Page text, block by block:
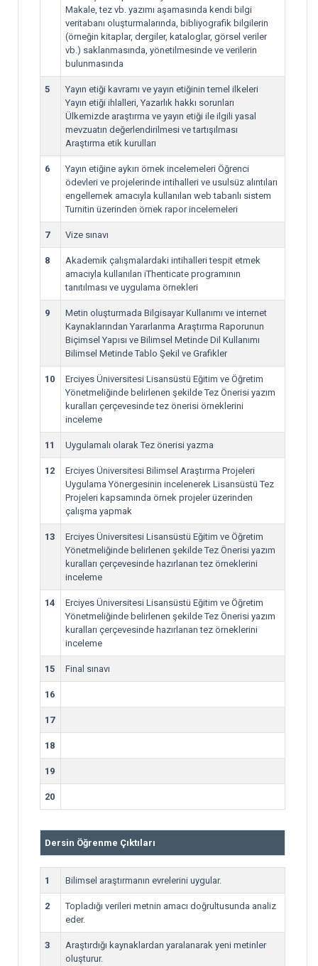
Makale, tez vb. yazımı aşamasında kendi bilgi
veritabanı oluşturmalarında, bibliyografik bilgilerin
(örneğin kitaplar, dergiler, kataloglar, görsel veriler
vb.) saklanmasında, yönetilmesinde ve verilerin
bulunmasında
5
Yayın etiği kavramı ve yayın etiğinin temel ilkeleri
Yayın etiği ihlalleri, Yazarlık hakkı sorunları
Ülkemizde araştırma ve yayın etiği ile ilgili yasal
mevzuatın değerlendirilmesi ve tartışılması
Araştırma etik kurulları
6
Yayın etiğine aykırı örnek incelemeleri Öğrenci
ödevleri ve projelerinde intihalleri ve usulsüz alıntıları
engellemek amacıyla kullanılan web tabanlı sistem
Turnitin üzerinden örnek rapor incelemeleri
7 Vize sınavı
8
Akademik çalışmalardaki intihalleri tespit etmek
amacıyla kullanılan iThenticate programının
tanıtılması ve uygulama örnekleri
9
Metin oluşturmada Bilgisayar Kullanımı ve internet
Kaynaklarından Yararlanma Araştırma Raporunun
Biçimsel Yapısı ve Bilimsel Metinde Dil Kullanımı
Bilimsel Metinde Tablo Şekil ve Grafikler
10
Erciyes Üniversitesi Lisansüstü Eğitim ve Öğretim
Yönetmeliğinde belirlenen şekilde Tez Önerisi yazım
kuralları çerçevesinde tez önerisi örneklerini
inceleme
11 Uygulamalı olarak Tez önerisi yazma
12
Erciyes Üniversitesi Bilimsel Araştırma Projeleri
Uygulama Yönergesinin incelenerek Lisansüstü Tez
Projeleri kapsamında örnek projeler üzerinden
çalışma yapmak
13
Erciyes Üniversitesi Lisansüstü Eğitim ve Öğretim
Yönetmeliğinde belirlenen şekilde Tez Önerisi yazım
kuralları çerçevesinde hazırlanan tez örneklerini
inceleme
14
Erciyes Üniversitesi Lisansüstü Eğitim ve Öğretim
Yönetmeliğinde belirlenen şekilde Tez Önerisi yazım
kuralları çerçevesinde hazırlanan tez örneklerini
inceleme
15 Final sınavı
16
17
18
19
20
Dersin Öğrenme Çıktıları
1 Bilimsel araştırmanın evrelerini uygular.
2
Topladığı verileri metnin amacı doğrultusunda analiz
eder.
3
Araştırdığı kaynaklardan yaralanarak yeni metinler
oluşturur.